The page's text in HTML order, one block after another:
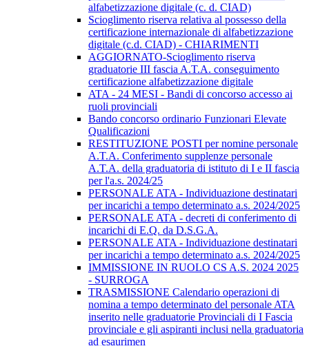
alfabetizzazione digitale (c. d. CIAD)
Scioglimento riserva relativa al possesso della
certificazione internazionale di alfabetizzazione
digitale (c.d. CIAD) - CHIARIMENTI
AGGIORNATO-Scioglimento riserva
graduatorie III fascia A.T.A. conseguimento
certificazione alfabetizzazione digitale
ATA - 24 MESI - Bandi di concorso accesso ai
ruoli provinciali
Bando concorso ordinario Funzionari Elevate
Qualificazioni
RESTITUZIONE POSTI per nomine personale
A.T.A. Conferimento supplenze personale
A.T.A. della graduatoria di istituto di I e II fascia
per l'a.s. 2024/25
PERSONALE ATA - Individuazione destinatari
per incarichi a tempo determinato a.s. 2024/2025
PERSONALE ATA - decreti di conferimento di
incarichi di E.Q. da D.S.G.A.
PERSONALE ATA - Individuazione destinatari
per incarichi a tempo determinato a.s. 2024/2025
IMMISSIONE IN RUOLO CS A.S. 2024 2025
- SURROGA
TRASMISSIONE Calendario operazioni di
nomina a tempo determinato del personale ATA
inserito nelle graduatorie Provinciali di I Fascia
provinciale e gli aspiranti inclusi nella graduatoria
ad esaurimen